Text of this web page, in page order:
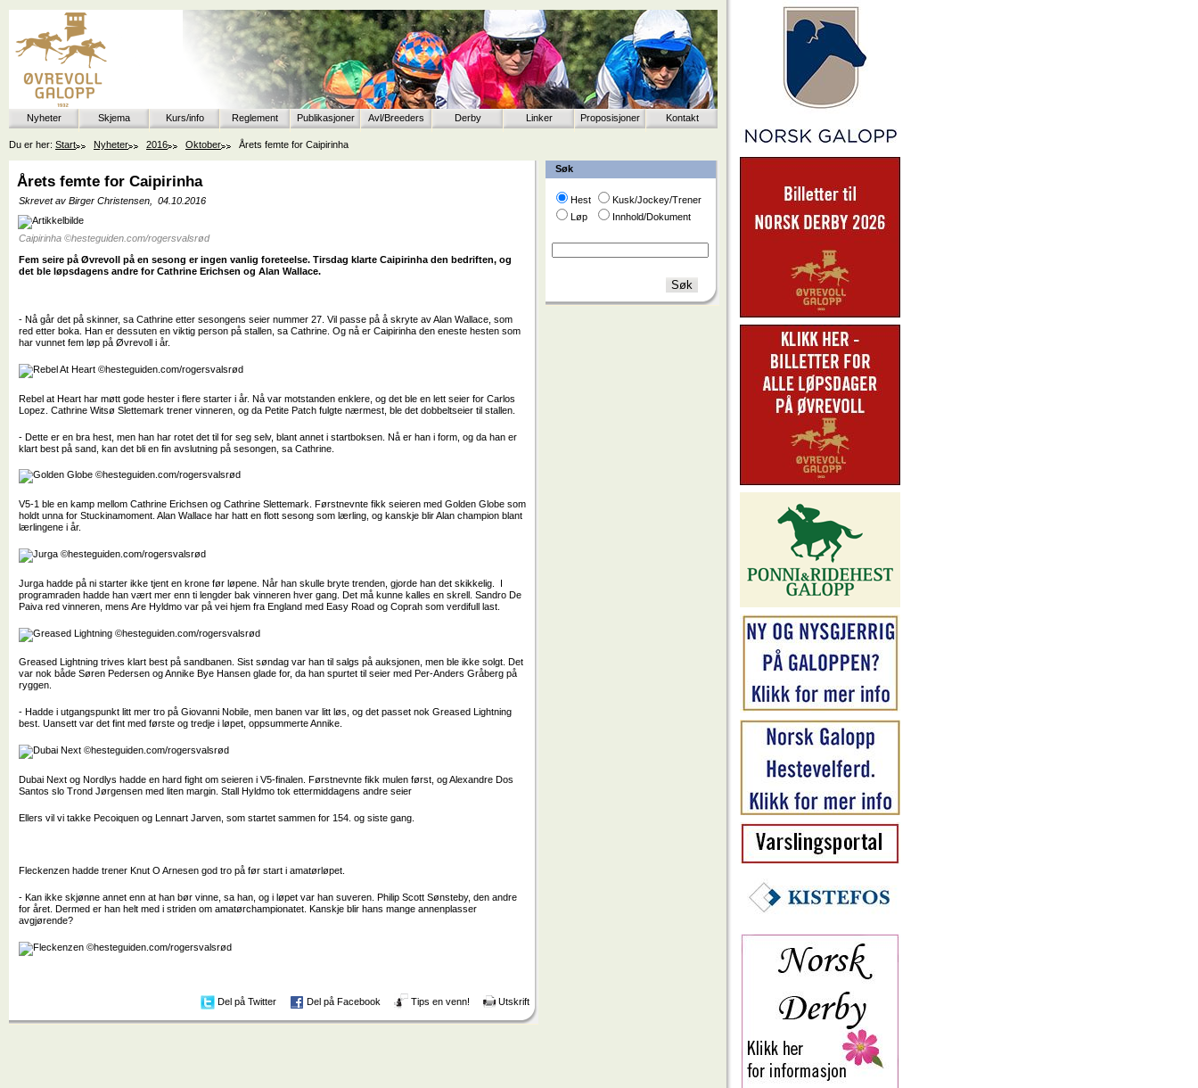
Nyheter Skjema Kurs/info Reglement Publikasjoner Avl/Breeders Derby Linker Proposisjoner Kontakt
Du er her: Start Nyheter 2016 Oktober Årets femte for Caipirinha
Søk
Hest
Kusk/Jockey/Trener
Løp
Innhold/Dokument
Årets femte for Caipirinha
Skrevet av Birger Christensen, 04.10.2016
Caipirinha ©hesteguiden.com/rogersvalsrød
Fem seire på Øvrevoll på en sesong er ingen vanlig foreteelse. Tirsdag klarte Caipirinha den bedriften, og
det ble løpsdagens andre for Cathrine Erichsen og Alan Wallace.
- Nå går det på skinner, sa Cathrine etter sesongens seier nummer 27. Vil passe på å skryte av Alan Wallace, som
red etter boka. Han er dessuten en viktig person på stallen, sa Cathrine. Og nå er Caipirinha den eneste hesten som
har vunnet fem løp på Øvrevoll i år.
Rebel at Heart har møtt gode hester i flere starter i år. Nå var motstanden enklere, og det ble en lett seier for Carlos
Lopez. Cathrine Witsø Slettemark trener vinneren, og da Petite Patch fulgte nærmest, ble det dobbeltseier til stallen.
- Dette er en bra hest, men han har rotet det til for seg selv, blant annet i startboksen. Nå er han i form, og da han er
klart best på sand, kan det bli en fin avslutning på sesongen, sa Cathrine.
V5-1 ble en kamp mellom Cathrine Erichsen og Cathrine Slettemark. Førstnevnte fikk seieren med Golden Globe som
holdt unna for Stuckinamoment. Alan Wallace har hatt en flott sesong som lærling, og kanskje blir Alan champion blant
lærlingene i år.
Jurga hadde på ni starter ikke tjent en krone før løpene. Når han skulle bryte trenden, gjorde han det skikkelig. I
programraden hadde han vært mer enn ti lengder bak vinneren hver gang. Det må kunne kalles en skrell. Sandro De
Paiva red vinneren, mens Are Hyldmo var på vei hjem fra England med Easy Road og Coprah som verdifull last.
Greased Lightning trives klart best på sandbanen. Sist søndag var han til salgs på auksjonen, men ble ikke solgt. Det
var nok både Søren Pedersen og Annike Bye Hansen glade for, da han spurtet til seier med Per-Anders Gråberg på
ryggen.
- Hadde i utgangspunkt litt mer tro på Giovanni Nobile, men banen var litt løs, og det passet nok Greased Lightning
best. Uansett var det fint med første og tredje i løpet, oppsummerte Annike.
Dubai Next og Nordlys hadde en hard fight om seieren i V5-finalen. Førstnevnte fikk mulen først, og Alexandre Dos
Santos slo Trond Jørgensen med liten margin. Stall Hyldmo tok ettermiddagens andre seier
Ellers vil vi takke Pecoiquen og Lennart Jarven, som startet sammen for 154. og siste gang.
Fleckenzen hadde trener Knut O Arnesen god tro på før start i amatørløpet.
- Kan ikke skjønne annet enn at han bør vinne, sa han, og i løpet var han suveren. Philip Scott Sønsteby, den andre
for året. Dermed er han helt med i striden om amatørchampionatet. Kanskje blir hans mange annenplasser
avgjørende?
Del på Twitter Del på Facebook Tips en venn! Utskrift